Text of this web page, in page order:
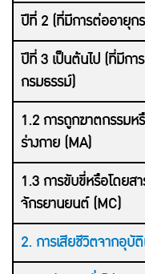
ปีที่ 2 (ที่มีการต่ออายุก
ปีที่ 3 เป็นต้นไป (ที่มีการ
กรมธรรม์)
1.2 การถูกฆาตกรรมห
ร่างกาย (MA)
1.3 การขับขี่หรือโดยส
จักรยานยนต์ (MC)
2. การเสียชีวิตจากอุบั